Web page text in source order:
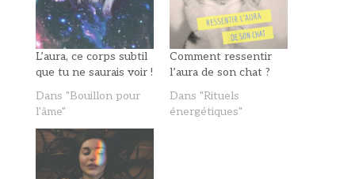
L’aura, ce corps subtil
que tu ne saurais voir !
Dans "Bouillon pour
l'âme"
Comment ressentir
l’aura de son chat ?
Dans "Rituels
énergétiques"